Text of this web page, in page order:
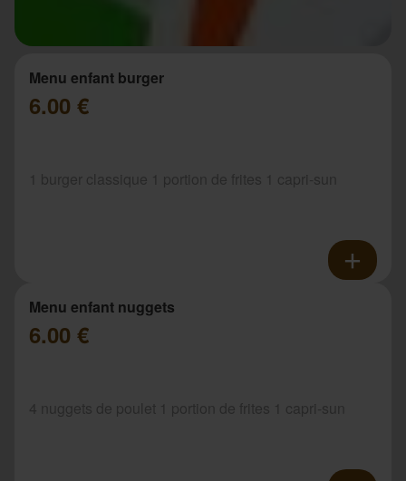
Menu enfant burger
6.00 €
Menu enfant nuggets
6.00 €